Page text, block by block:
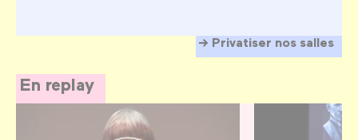
Privatiser nos salles
En replay